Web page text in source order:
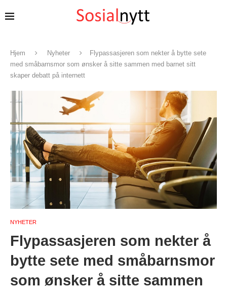
Hjem Nyheter
Flypassasjeren som nekter å bytte sete
med småbarnsmor som ønsker å sitte sammen med barnet sitt
skaper debatt på internett
NYHETER
Flypassasjeren som nekter å
bytte sete med småbarnsmor
som ønsker å sitte sammen